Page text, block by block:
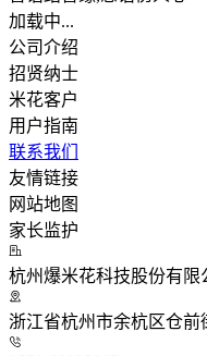
加载中...
公司介绍
招贤纳士
米花客户
用户指南
联系我们
友情链接
网站地图
家长监护
杭州爆米花科技股份有限
浙江省杭州市余杭区仓前